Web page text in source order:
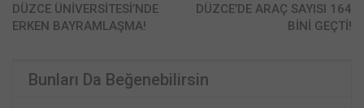
DÜZCE ÜNİVERSİTESİ’NDE
ERKEN BAYRAMLAŞMA!
DÜZCE’DE ARAÇ SAYISI 164
BİNİ GEÇTİ!
Bunları Da Beğenebilirsin